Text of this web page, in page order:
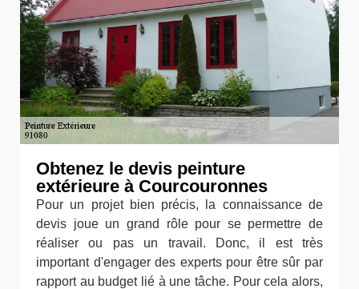
Obtenez le devis peinture
extérieure à Courcouronnes
Pour un projet bien précis, la connaissance de
devis joue un grand rôle pour se permettre de
réaliser ou pas un travail. Donc, il est très
important d'engager des experts pour être sûr par
rapport au budget lié à une tâche. Pour cela alors,